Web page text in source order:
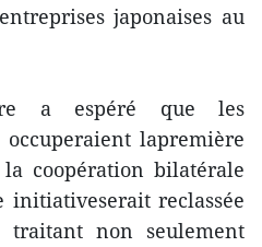
japonaises au
a espéré que les
occuperaient lapremière
coopération bilatérale
initiativeserait reclassée
traitant non seulement